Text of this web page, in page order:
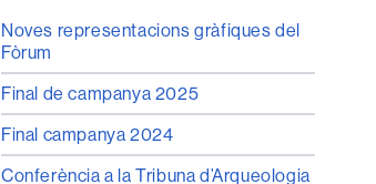
Noves representacions gràfiques del
Fòrum
Final de campanya 2025
Final campanya 2024
Conferència a la Tribuna d’Arqueologia